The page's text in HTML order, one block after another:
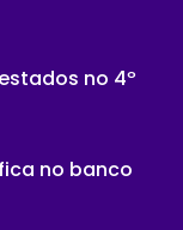
no 4º
no banco